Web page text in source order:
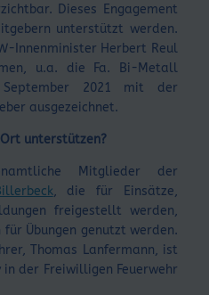
Dieses Engagement
unterstützt werden.
Innenminister Herbert Reul
u.a. die Fa. Bi-Metall
2021 mit der
ausgezeichnet.
unterstützen?
Mitglieder der
, die für Einsätze,
freigestellt werden,
Übungen genutzt werden.
Thomas Lanfermann, ist
der Freiwilligen Feuerwehr